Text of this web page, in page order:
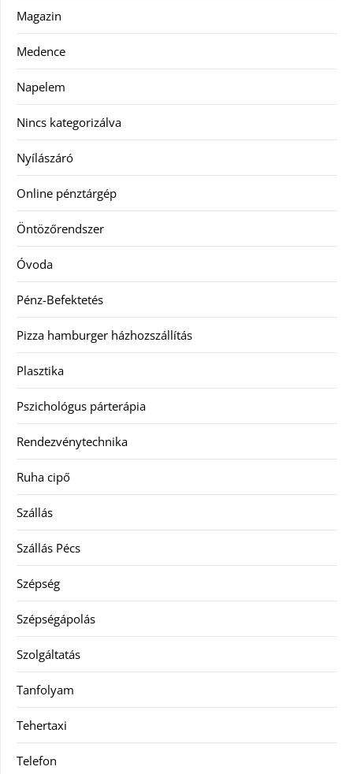
Magazin
Medence
Napelem
Nincs kategorizálva
Nyílászáró
Online pénztárgép
Öntözőrendszer
Óvoda
Pénz-Befektetés
Pizza hamburger házhozszállítás
Plasztika
Pszichológus párterápia
Rendezvénytechnika
Ruha cipő
Szállás
Szállás Pécs
Szépség
Szépségápolás
Szolgáltatás
Tanfolyam
Tehertaxi
Telefon